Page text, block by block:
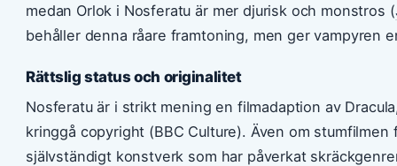
medan Orlok i Nosferatu är mer djurisk och monstros (
behåller denna råare framtoning, men ger vampyren
Rättslig status och originalitet
Nosferatu är i strikt mening en filmadaption av
kringgå copyright (BBC Culture). Även om
självständigt konstverk som har påverkat